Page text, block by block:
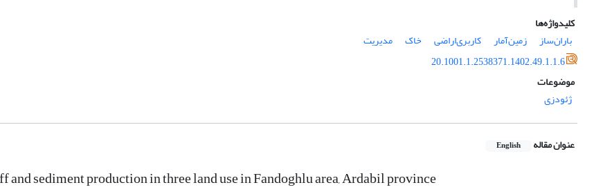
کلیدواژه‌ها
باران‌ساز
زمین‌آمار کاربری‌اراضی خاک
مدیریت
20.1001.1.2538371.1402.49.1.1.6
موضوعات
ژئودزی
عنوان مقاله English
and sediment production in three land use in Fandoghlu area, Ardabil province